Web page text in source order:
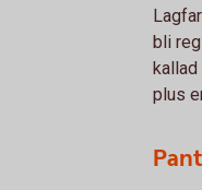
bli
plus